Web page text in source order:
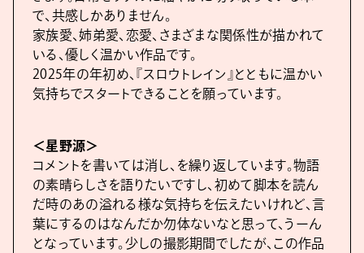
で、共感しかありません。
家族愛、姉弟愛、恋愛、さまざまな関係性が描かれて
いる、優しく温かい作品です。
2025年の年初め、『スロウトレイン』とともに温かい
気持ちでスタートできることを願っています。
＜星野源＞
コメントを書いては消し、を繰り返しています。物語
の素晴らしさを語りたいですし、初めて脚本を読ん
だ時のあの溢れる様な気持ちを伝えたいけれど、言
葉にするのはなんだか勿体ないなと思って、うーん
となっています。少しの撮影期間でしたが、この作品